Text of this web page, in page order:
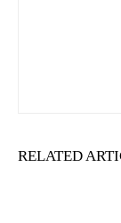
RELATED